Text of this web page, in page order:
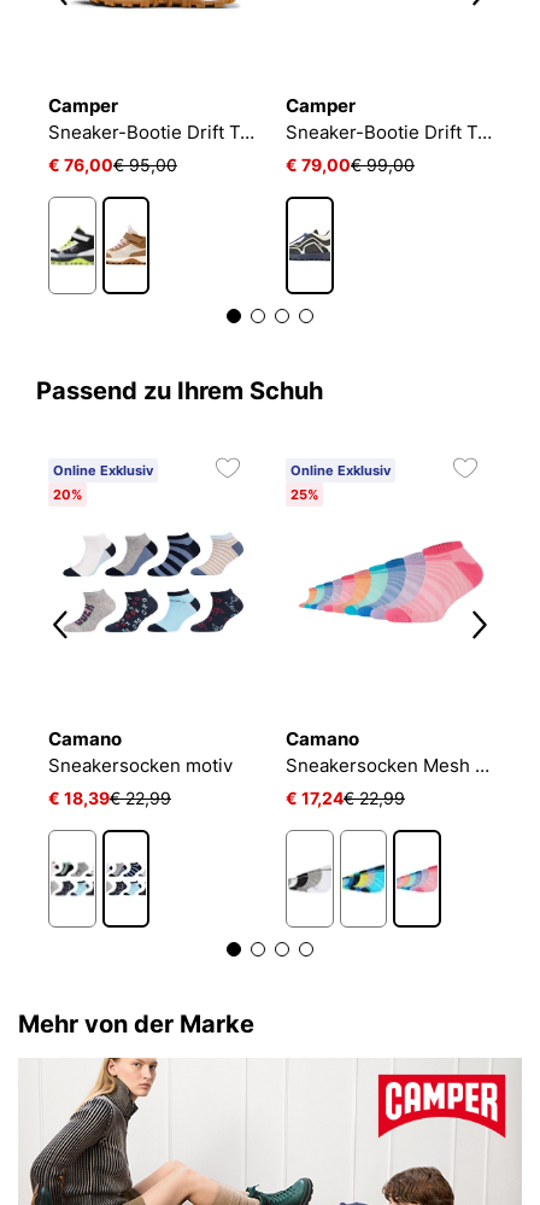
Camper
Sneaker-Bootie Drift Trail
€ 76,00€ 95,00
Camper
Sneaker-Bootie Drift Trail
€ 79,00€ 99,00
Passend zu Ihrem Schuh
Online Exklusiv
20%
Camano
Sneakersocken motiv
€ 18,39€ 22,99
Online Exklusiv
25%
Camano
Sneakersocken Mesh Ventilation
€ 17,24€ 22,99
Mehr von der Marke